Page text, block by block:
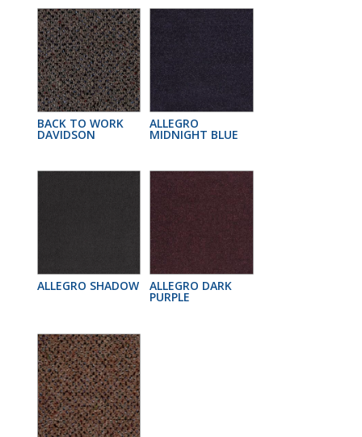
BACK TO WORK
DAVIDSON
ALLEGRO
MIDNIGHT BLUE
ALLEGRO SHADOW ALLEGRO DARK
PURPLE